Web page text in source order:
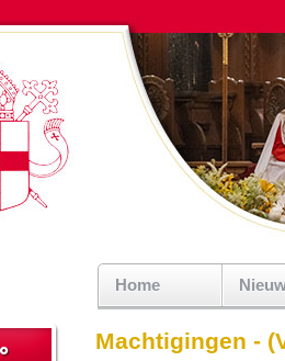
Home
Machtigingen -